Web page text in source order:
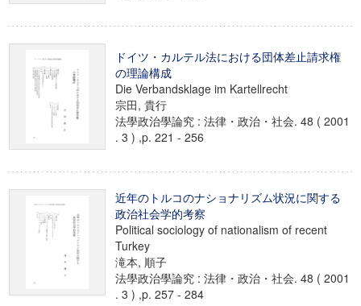
ドイツ・カルテル法における団体差止請求権
の理論構成
Die Verbandsklage im Kartellrecht
宗田, 貴行
法學政治學論究 : 法律・政治・社会. 48 ( 2001
. 3 ) ,p. 221 - 256
近年のトルコのナショナリズム状況に関する
政治社会学的考察
Political sociology of nationalism of recent
Turkey
滝本, 順子
法學政治學論究 : 法律・政治・社会. 48 ( 2001
. 3 ) ,p. 257 - 284